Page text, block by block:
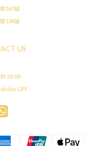
260舖
338舖
US
18:00
OFF